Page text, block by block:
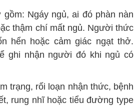
Ngáy ngủ, ai đó phàn nàn
thậm chí mất ngủ. Người thức
hển hoặc cảm giác ngạt thở.
ghi nhận người đó khi ngủ có
trạng, rối loạn nhận thức, bệnh
rung nhĩ hoặc tiểu đường type